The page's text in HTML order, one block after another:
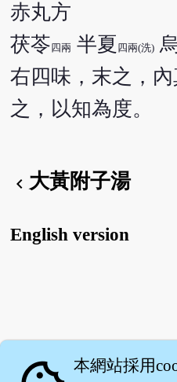
赤丸方
茯苓四兩 半夏 四兩(洗)
右四味，末之，
之，以知為度。
chevron_left 大黃附子湯
English version
本網站採用